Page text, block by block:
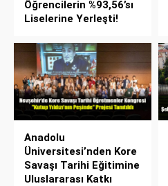
Öğrencilerin %93,56’sı
Liselerine Yerleşti!
Anadolu
Üniversitesi’nden Kore
Savaşı Tarihi Eğitimine
Uluslararası Katkı